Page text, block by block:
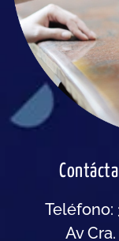
Teléfono:
Av